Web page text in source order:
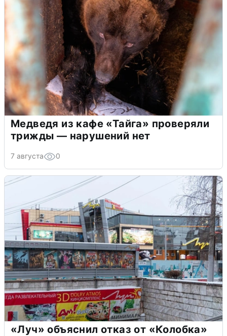
Медведя из кафе «Тайга» проверяли
трижды — нарушений нет
7 августа 0
«Луч» объяснил отказ от «Колобка»